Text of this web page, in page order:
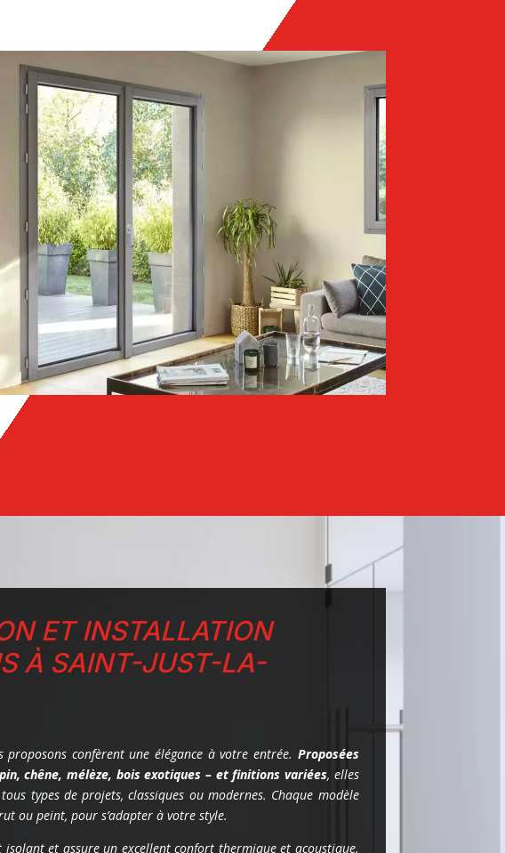
ET INSTALLATION
À SAINT-JUST-LA-
proposons confèrent une élégance à votre entrée. Proposées
chêne, mélèze, bois exotiques – et finitions variées, elles
types de projets, classiques ou modernes. Chaque modèle
ou peint, pour s’adapter à votre style.
et assure un excellent confort thermique et acoustique.